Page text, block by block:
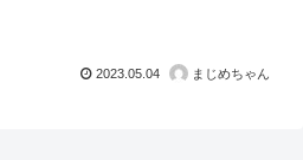
2023.05.04 まじめちゃん